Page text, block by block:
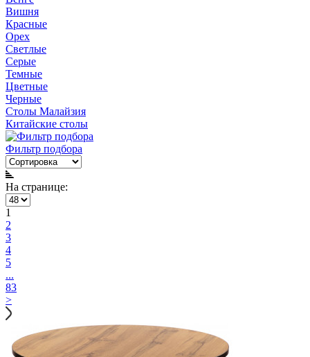
Вишня
Красные
Орех
Светлые
Серые
Темные
Цветные
Черные
Столы Малайзия
Китайские столы
Фильтр подбора
На странице:
1
2
3
4
5
...
83
>